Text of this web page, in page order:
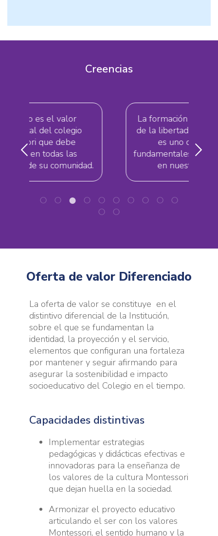
Creencias
La formación para el ejercicio
de la libertad y la democracia
es uno de los fines
fundamentales de la educación
en nuestro colegio.
Oferta de valor Diferenciado
La oferta de valor se constituye en el
distintivo diferencial de la Institución,
sobre el que se fundamentan la
identidad, la proyección y el servicio,
elementos que configuran una fortaleza
por mantener y seguir afirmando para
asegurar la sostenibilidad e impacto
socioeducativo del Colegio en el tiempo.
Capacidades distintivas
Implementar estrategias
pedagógicas y didácticas efectivas e
innovadoras para la enseñanza de
los valores de la cultura Montessori
que dejan huella en la sociedad.
Armonizar el proyecto educativo
articulando el ser con los valores
Montessori, el sentido humano y la